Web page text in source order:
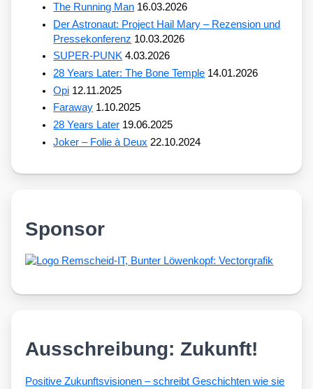
The Running Man 16.03.2026
Der Astronaut: Project Hail Mary – Rezension und
Pressekonferenz 10.03.2026
SUPER-PUNK 4.03.2026
28 Years Later: The Bone Temple 14.01.2026
Opi 12.11.2025
Faraway 1.10.2025
28 Years Later 19.06.2025
Joker – Folie à Deux 22.10.2024
Sponsor
Ausschreibung: Zukunft!
Posi­ti­ve Zukunfts­vi­sio­nen – schreibt Geschich­ten wie sie